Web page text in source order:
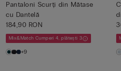
Pantaloni Scurți din Mătase
cu Dantelă
184,90 RON
Mix&Match Cumperi 4, plătești 3
+9